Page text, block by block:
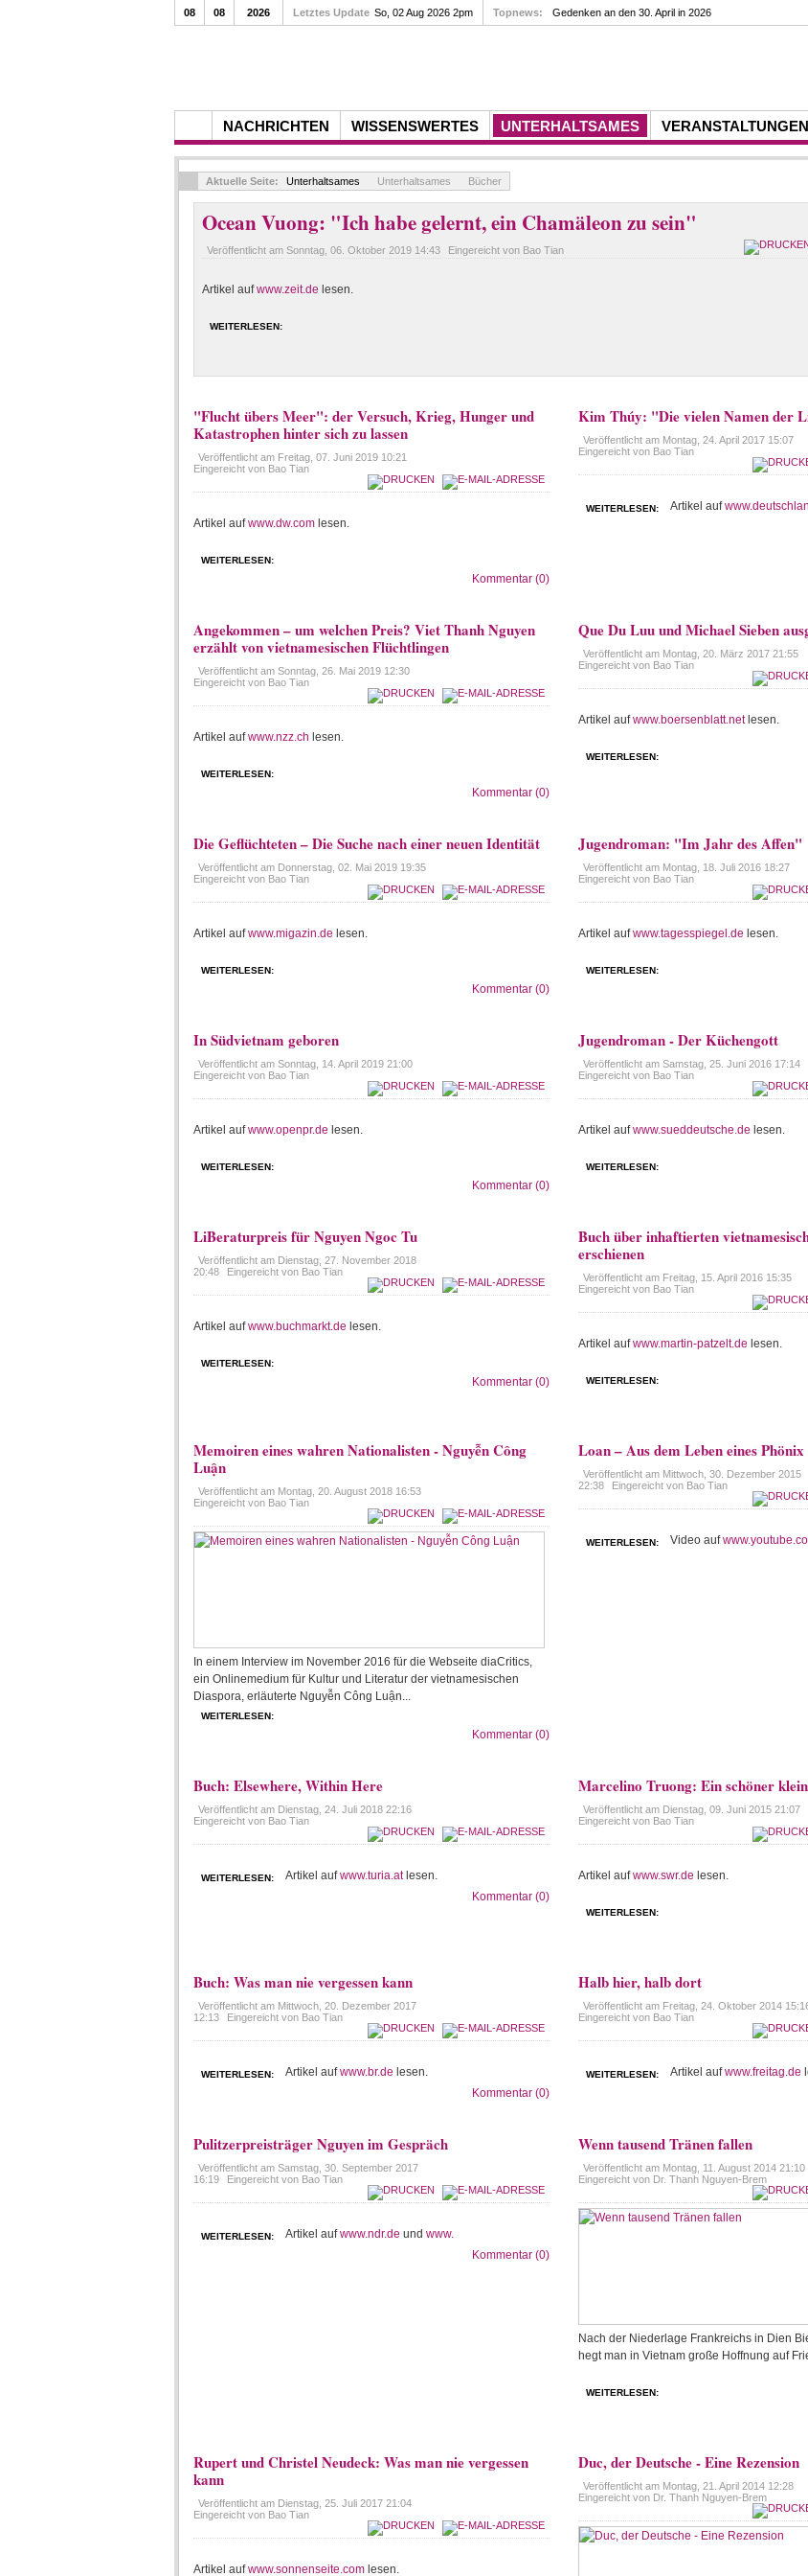
NACHRICHTEN WISSENSWERTES UNTERHALTSAMES VERANSTALTUNGEN
08 08 2026 Letztes Update So, 02 Aug 2026 2pm Topnews: Gedenken an den 30. April in 2026
Aktuelle Seite: Unterhaltsames Unterhaltsames Bücher
Ocean Vuong: "Ich habe gelernt, ein Chamäleon zu sein"
Veröffentlicht am Sonntag, 06. Oktober 2019 14:43 Eingereicht von Bao Tian
Artikel aufwww.zeit.de lesen.
WEITERLESEN:
"Flucht übers Meer": der Versuch, Krieg, Hunger und
Katastrophen hinter sich zu lassen
Veröffentlicht am Freitag, 07. Juni 2019 10:21
Eingereicht von Bao Tian
Artikel aufwww.dw.com lesen.
WEITERLESEN:
Kommentar (0)
Kim Thúy: "Die vielen Namen der
Veröffentlicht am Montag, 24. April 2017 15:07
Eingereicht von Bao Tian
Artikel auf
WEITERLESEN:
Angekommen – um welchen Preis? Viet Thanh Nguyen
erzählt von vietnamesischen Flüchtlingen
Veröffentlicht am Sonntag, 26. Mai 2019 12:30
Eingereicht von Bao Tian
Artikel aufwww.nzz.ch lesen.
WEITERLESEN:
Kommentar (0)
Que Du Luu und Michael Sieben
Veröffentlicht am Montag, 20. März 2017 21:55
Eingereicht von Bao Tian
Artikel aufwww.boersenblatt.netlesen.
WEITERLESEN:
Die Geflüchteten – Die Suche nach einer neuen Identität
Veröffentlicht am Donnerstag, 02. Mai 2019 19:35
Eingereicht von Bao Tian
Artikel aufwww.migazin.de lesen.
WEITERLESEN:
Kommentar (0)
Jugendroman: "Im Jahr des Affen"
Veröffentlicht am Montag, 18. Juli 2016 18:27
Eingereicht von Bao Tian
Artikel aufwww.tagesspiegel.de lesen.
WEITERLESEN:
In Südvietnam geboren
Veröffentlicht am Sonntag, 14. April 2019 21:00
Eingereicht von Bao Tian
Artikel aufwww.openpr.de lesen.
WEITERLESEN:
Kommentar (0)
Jugendroman - Der Küchengott
Veröffentlicht amSamstag, 25. Juni 2016 17:14
Eingereicht von Bao Tian
Artikel aufwww.sueddeutsche.de lesen.
WEITERLESEN:
LiBeraturpreis für Nguyen Ngoc Tu
Veröffentlicht am Dienstag, 27. November 2018
20:48
Eingereicht von Bao Tian
Artikel aufwww.buchmarkt.de lesen.
WEITERLESEN:
Kommentar (0)
Buch über inhaftierten
erschienen
Veröffentlicht am Freitag, 15. April 2016 15:35
Eingereicht von Bao Tian
Artikel aufwww.martin-patzelt.de lesen.
WEITERLESEN:
Memoiren eines wahren Nationalisten - Nguyễn Công
Luận
Veröffentlicht am Montag, 20. August 2018 16:53
Eingereicht von Bao Tian
In einem Interview im November 2016 für die Webseite diaCritics,
ein Onlinemedium für Kultur und Literatur der vietnamesischen
Diaspora, erläuterte Nguyễn Công Luận...
WEITERLESEN:
Kommentar (0)
Loan – Aus dem Leben eines Phönix
Veröffentlicht am Mittwoch, 30. Dezember 2015
22:38
Eingereicht von Bao Tian
Video auf
WEITERLESEN:
Buch: Elsewhere, Within Here
Veröffentlicht am Dienstag, 24. Juli 2018 22:16
Eingereicht von Bao Tian
Artikel aufwww.turia.atlesen.
WEITERLESEN:
Kommentar (0)
Marcelino Truong: Ein schöner
Veröffentlicht am Dienstag, 09. Juni 2015 21:07
Eingereicht von Bao Tian
Artikel aufwww.swr.de lesen.
WEITERLESEN:
Buch: Was man nie vergessen kann
Veröffentlicht am Mittwoch, 20. Dezember 2017
12:13
Eingereicht von Bao Tian
Artikel aufwww.br.de lesen.
WEITERLESEN:
Kommentar (0)
Halb hier, halb dort
Veröffentlicht am Freitag, 24. Oktober 2014
Eingereicht von Bao Tian
Artikel aufwww.freitag.de
WEITERLESEN:
Pulitzerpreisträger Nguyen im Gespräch
Veröffentlicht am Samstag, 30. September 2017
16:19
Eingereicht von Bao Tian
Artikel aufwww.ndr.de und www.
WEITERLESEN:
Kommentar (0)
Wenn tausend Tränen fallen
Veröffentlicht am Montag, 11. August 2014 21:10
Eingereicht von Dr. Thanh Nguyen-Brem
Nach der Niederlage Frankreichs in Dien
hegt man in Vietnam große Hoffnung auf
WEITERLESEN:
Rupert und Christel Neudeck: Was man nie vergessen
kann
Veröffentlicht am Dienstag, 25. Juli 2017 21:04
Eingereicht von Bao Tian
Artikel aufwww.sonnenseite.com lesen.
Duc, der Deutsche - Eine Rezension
Veröffentlicht am Montag, 21. April 2014 12:28
Eingereicht von Dr. Thanh Nguyen-Brem